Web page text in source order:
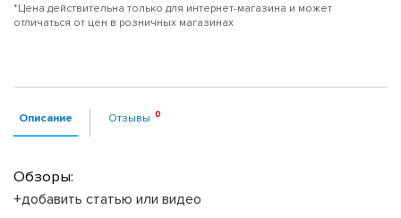
*Цена действительна только для интернет-магазина и может
отличаться от цен в розничных магазинах
Описание Отзывы
Обзоры:
+добавить статью или видео